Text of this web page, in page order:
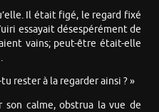
Il était figé, le regard fixé
essayait désespérément de
vains; peut-être était-elle
rester à la regarder ainsi ? »
son calme, obstrua la vue de